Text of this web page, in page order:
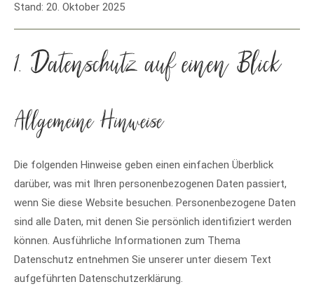
Stand: 20. Oktober 2025
1. Datenschutz auf einen Blick
Allgemeine Hinweise
Die folgenden Hinweise geben einen einfachen Überblick
darüber, was mit Ihren personenbezogenen Daten passiert,
wenn Sie diese Website besuchen. Personenbezogene Daten
sind alle Daten, mit denen Sie persönlich identifiziert werden
können. Ausführliche Informationen zum Thema
Datenschutz entnehmen Sie unserer unter diesem Text
aufgeführten Datenschutzerklärung.